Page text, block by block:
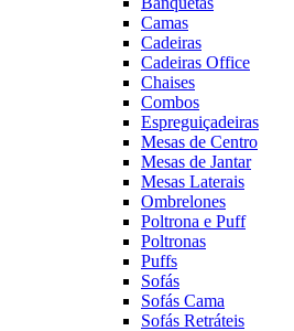
Camas
Cadeiras
Cadeiras Office
Chaises
Combos
Espreguiçadeiras
Mesas de Centro
Mesas de Jantar
Mesas Laterais
Ombrelones
Poltrona e Puff
Poltronas
Puffs
Sofás
Sofás Cama
Sofás Retráteis